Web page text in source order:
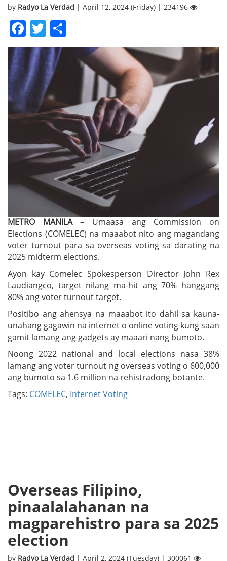
by Radyo La Verdad | April 12, 2024 (Friday) | 234196
Facebook
Twitter
METRO MANILA – Umaasa ang Commission on
Elections (COMELEC) na maaabot nito ang magandang
voter turnout para sa overseas voting sa darating na
2025 midterm elections.
Ayon kay Comelec Spokesperson Director John Rex
Laudiangco, target nilang ma-hit ang 70% hanggang
80% ang voter turnout target.
Positibo ang ahensya na maaabot ito dahil sa kauna-
unahang gagawin na internet o online voting kung saan
gamit lamang ang gadgets ay maaari nang bumoto.
Noong 2022 national and local elections nasa 38%
lamang ang voter turnout ng overseas voting o 600,000
ang bumoto sa 1.6 million na rehistradong botante.
Tags: COMELEC, Internet Voting
Overseas Filipino,
pinaalalahanan na
magparehistro para sa 2025
election
by Radyo La Verdad | April 2, 2024 (Tuesday) | 300061